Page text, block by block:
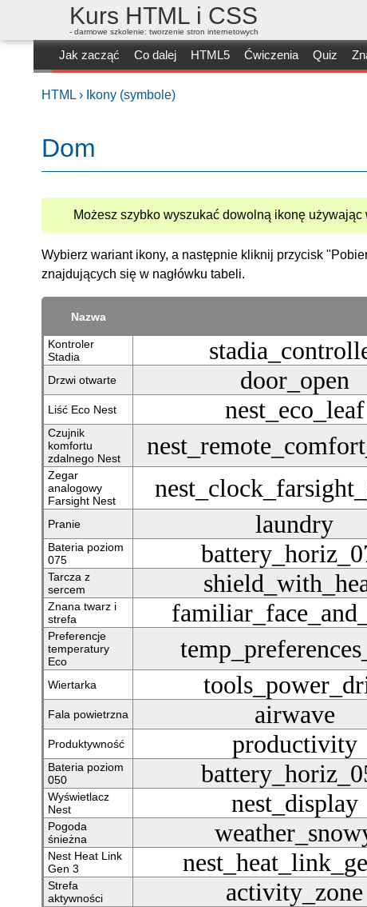
Kurs HTML i CSS
- darmowe szkolenie: tworzenie stron internetowych
Jak zacząć Co dalej HTML5 Ćwiczenia Quiz
HTML › Ikony (symbole)
Dom
Możesz szybko wyszukać dowolną ikonę
Wybierz wariant ikony, a następnie kliknij przycisk
znajdujących się w nagłówku tabeli.
Nazwa
Kontroler
Stadia
Drzwi otwarte door_open
Liść Eco Nest nest_eco_leaf
Czujnik
komfortu
zdalnego Nest
Zegar
analogowy
Farsight Nest
Pranie laundry
Bateria poziom
075
Tarcza z
sercem
Znana twarz i
strefa
Preferencje
temperatury
Eco
Wiertarka
Fala powietrzna airwave
Produktywność productivity
Bateria poziom
050
Wyświetlacz
Nest
nest_display
Pogoda
śnieżna
Nest Heat Link
Gen 3
Strefa
aktywności
activity_zone